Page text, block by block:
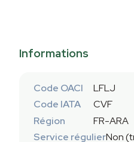
Informations
Code OACI
LFLJ
Code IATA
CVF
Région
FR-ARA
Service régulierNon